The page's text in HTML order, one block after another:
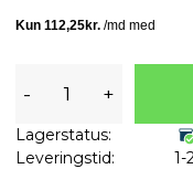
- +
Lagerstatus:
Leveringstid:
1-